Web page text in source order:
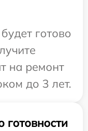
готово
на ремонт
до 3 лет.